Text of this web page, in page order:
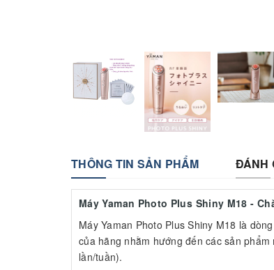
THÔNG TIN SẢN PHẨM ĐÁNH
Máy Yaman Photo Plus Shiny M18 -
Máy Yaman Photo Plus Shiny M18 là
của hãng nhằm hướng đến các sản
lần/tuần).